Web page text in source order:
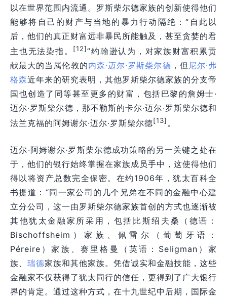
以在世界范围内流通。罗斯柴尔德家族的创新使得他们
能够将自己的财产与当地的暴力行动隔绝：“自此以
后，他们的真正财富远非暴民所能触及，甚至贪婪的君
主也无法染指。
[12]”约翰逊认为，对家族财富积累贡
献最大的当属伦敦的内森·迈尔·罗斯柴尔德 ，但 尼尔·弗
格森近年来的研究表明，其他罗斯柴尔德家族的分支帝
国也创造了同等甚至更多的财富，包括巴黎的詹姆士·
迈尔·罗斯柴尔德，那不勒斯的卡尔·迈尔·罗斯柴尔德和
法兰克福的阿姆谢尔·迈尔·罗斯柴尔德[13]。
迈尔·阿姆谢尔·罗斯柴尔德成功策略的另一关键之处在
于，他们的银行始终掌握在家族成员手中，这使得他们
得以将资产总数完全保密。在约1906年，犹太百科全
书提道：“同一家公司的几个兄弟在不同的金融中心建
立分公司，这一由罗斯柴尔德家族首创的方式也逐渐被
其他犹太金融家所采用，包括比斯绍夫桑（德语：
Bischoffsheim）家族、佩雷尔（葡萄牙语：
Péreire）家族、赛里格曼（英语：Seligman）家
族、 瑞德家族和其他家族。凭借诚实和金融技能，这些
金融家不仅获得了犹太同行的信任，更得到了广大银行
界的肯定。通过这种方式，在十九世纪中后期，国际金